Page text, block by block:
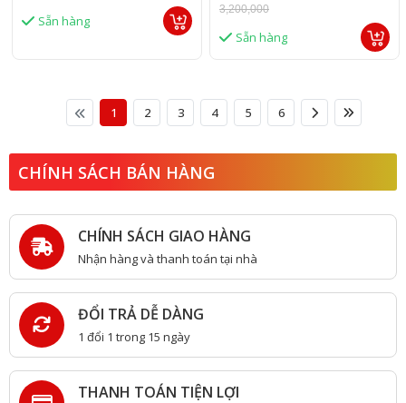
Sẵn hàng
3,200,000
Sẵn hàng
1 2 3 4 5 6
CHÍNH SÁCH BÁN HÀNG
CHÍNH SÁCH GIAO HÀNG
Nhận hàng và thanh toán tại nhà
ĐỔI TRẢ DỄ DÀNG
1 đổi 1 trong 15 ngày
THANH TOÁN TIỆN LỢI